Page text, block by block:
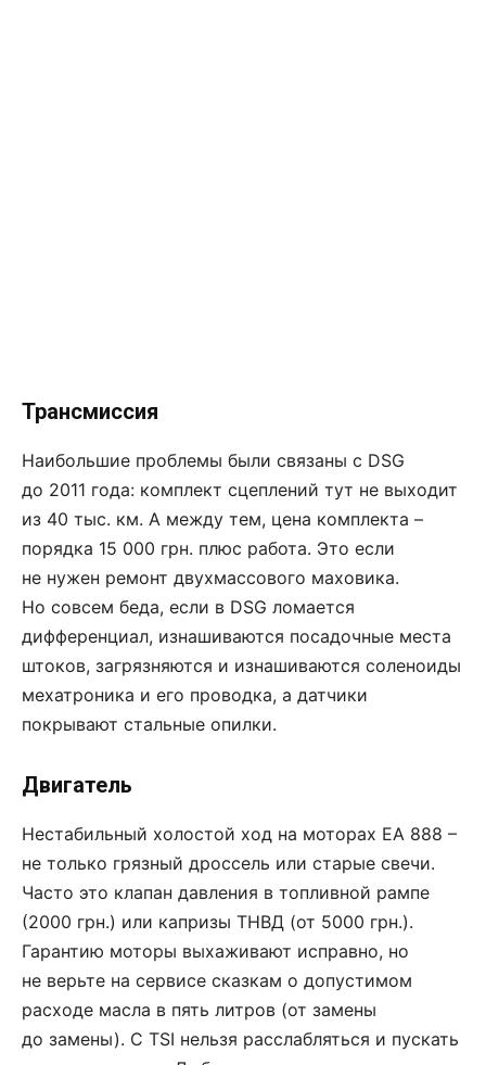
Трансмиссия
Наибольшие проблемы были связаны с DSG
до 2011 года: комплект сцеп­лений тут не выходит
из 40 тыс. км. А между тем, цена комплекта –
порядка 15 000 грн. плюс работа. Это если
не нужен ремонт двухмассового маховика.
Но совсем беда, если в DSG ломается
дифференциал, изнашиваются посадочные места
штоков, загрязняются и изнашиваются соленоиды
мехатроника и его проводка, а датчики
покрывают стальные опилки.
Двигатель
Нестабильный холостой ход на моторах EA 888 –
не только грязный дроссель или старые свечи.
Часто это клапан давления в топливной рампе
(2000 грн.) или капризы ТНВД (от 5000 грн.).
Гарантию моторы выхаживают исправно, но
не верьте на сервисе сказкам о допустимом
расходе масла в пять литров (от замены
до замены). С TSI нельзя расслабляться и пускать